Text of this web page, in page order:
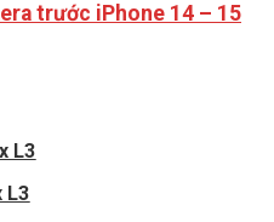
trước iPhone 14 – 15
L3
L3